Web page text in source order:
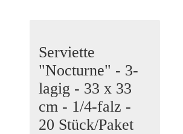
Serviette
"Nocturne" - 3-
lagig - 33 x 33
cm - 1/4-falz -
20 Stück/Paket